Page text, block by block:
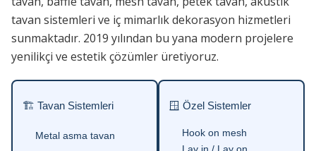
tavan sistemleri ve iç mimarlık dekorasyon hizmetleri
sunmaktadır. 2019 yılından bu yana modern projelere
yenilikçi ve estetik çözümler üretiyoruz.
🏗 Tavan Sistemleri
Metal asma tavan
🪟 Özel Sistemler
Hook on mesh